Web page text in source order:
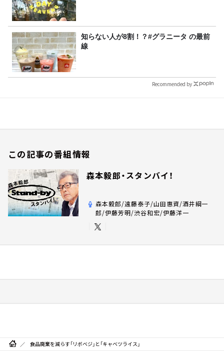
知らない人が8割！？#グラニータ の最前
線
Recommended by
この記事の番組情報
森本毅郎・スタンバイ！
森本毅郎/遠藤泰子/山田惠資/酒井綱一
郎/伊藤芳明/渋谷和宏/伊藤洋一
食品廃棄を減らす「リボベジ」と「キャベツライス」